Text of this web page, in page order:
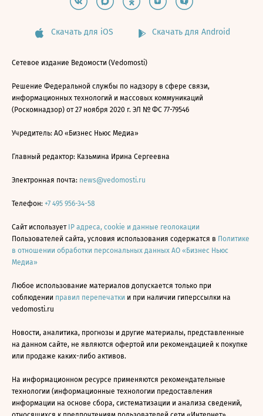
Скачать для iOS Скачать для Android
Сетевое издание Ведомости (Vedomosti)
Решение Федеральной службы по надзору в сфере связи,
информационных технологий и массовых коммуникаций
(Роскомнадзор) от 27 ноября 2020 г. ЭЛ № ФС 77-79546
Учредитель: АО «Бизнес Ньюс Медиа»
Главный редактор: Казьмина Ирина Сергеевна
Электронная почта: news@vedomosti.ru
Телефон: +7 495 956-34-58
Сайт использует IP адреса, cookie и данные геолокации
Пользователей сайта, условия использования содержатся в Политике
в отношении обработки персональных данных АО «Бизнес Ньюс
Медиа»
Любое использование материалов допускается только при
соблюдении правил перепечатки и при наличии гиперссылки на
vedomosti.ru
Новости, аналитика, прогнозы и другие материалы, представленные
на данном сайте, не являются офертой или рекомендацией к покупке
или продаже каких-либо активов.
На информационном ресурсе применяются рекомендательные
технологии (информационные технологии предоставления
информации на основе сбора, систематизации и анализа сведений,